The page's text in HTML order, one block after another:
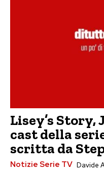
Lisey’s Story,
cast della
scritta da
Notizie Serie TV Davide